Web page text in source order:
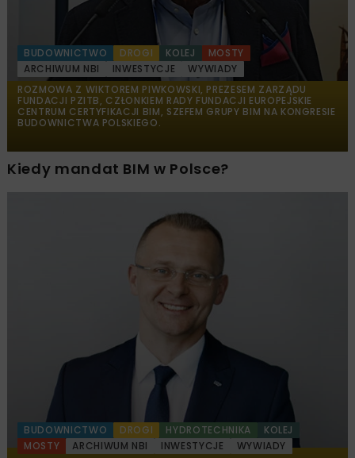
BUDOWNICTWO DROGI KOLEJ
MOSTY
ARCHIWUM NBI
INWESTYCJE
WYWIADY
ROZMOWA Z WIKTOREM PIWKOWSKI, PREZESEM ZARZĄDU
FUNDACJI PZITB, CZŁONKIEM RADY FUNDACJI EUROPEJSKIE
CENTRUM CERTYFIKACJI BIM, SZEFEM GRUPY BIM NA KONGRESIE
BUDOWNICTWA POLSKIEGO.
Kiedy mandat BIM w Polsce?
BUDOWNICTWO DROGI HYDROTECHNIKA
KOLEJ
MOSTY
ARCHIWUM NBI INWESTYCJE
WYWIADY